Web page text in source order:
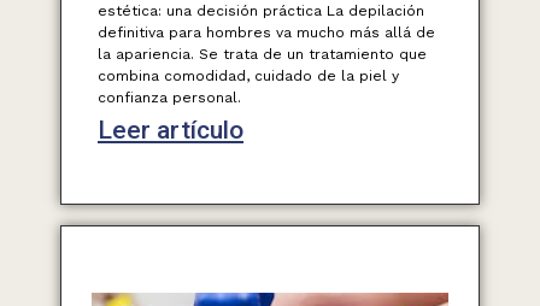
estética: una decisión práctica La depilación
definitiva para hombres va mucho más allá de
la apariencia. Se trata de un tratamiento que
combina comodidad, cuidado de la piel y
confianza personal.
Leer artículo